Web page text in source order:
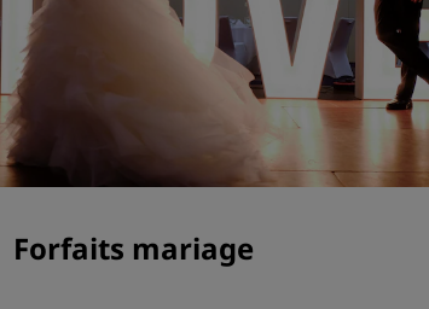
Forfaits mariage